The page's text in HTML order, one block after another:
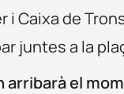
i Caixa de
juntes a la
arribarà el